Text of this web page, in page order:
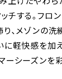
チする。フロ
り、メゾンの
に軽快感を加
ーシーズンを彩